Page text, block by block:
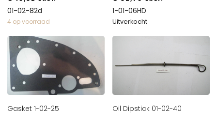
01-02-82d
4 op voorraad
1-01-06HD
Uitverkocht
Gasket 1-02-25 Oil Dipstick 01-02-40